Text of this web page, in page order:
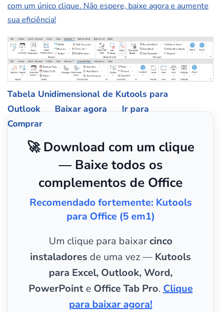
com um único clique. Não espere, baixe agora e aumente
sua eficiência!
Tabela Unidimensional de Kutools para
Outlook
Baixar agora
Ir para
Comprar
🚀 Download com um clique
— Baixe todos os
complementos de Office
Recomendado fortemente: Kutools
para Office (5 em1)
Um clique para baixarcinco
instaladores de uma vez — Kutools
para Excel, Outlook, Word,
PowerPointe Office Tab Pro. Clique
para baixar agora!